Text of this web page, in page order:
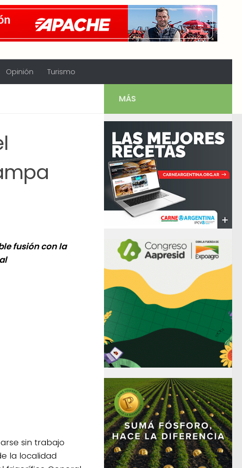
Opinión Turismo
fusión con la
sin trabajo
la localidad
MÁS